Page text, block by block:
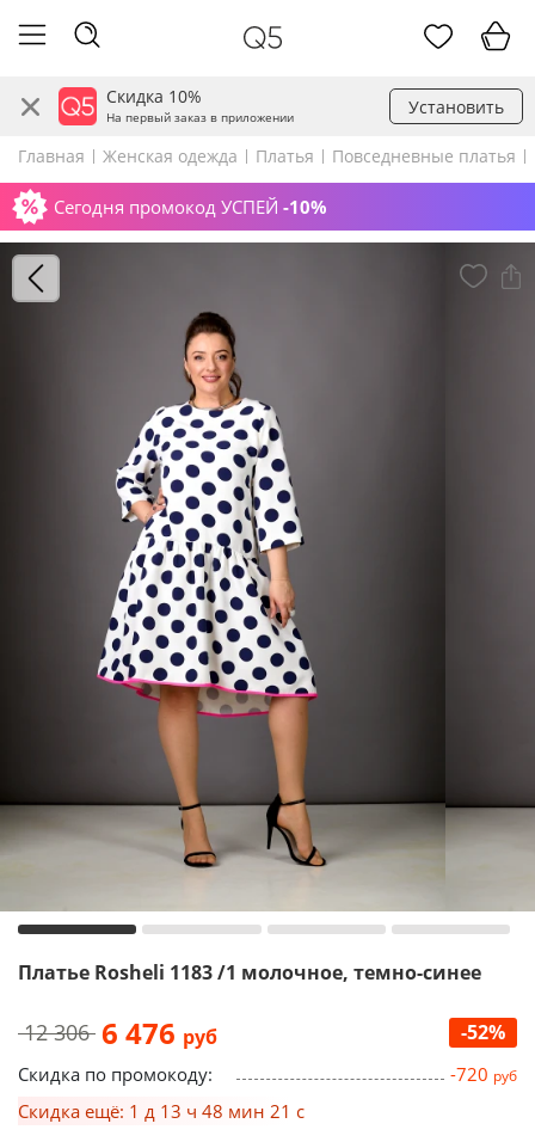
Скидка 10%
На первый заказ в приложении Установить
Главная Женская одежда Платья Повседневные платья
Сегодня промокод УСПЕЙ -10%
Платье Rosheli 1183 /1 молочное, темно-синее
12 306 6 476 руб -52%
Скидка по промокоду: -720 руб
Скидка ещё: 1 д 13 ч 48 мин 20 с